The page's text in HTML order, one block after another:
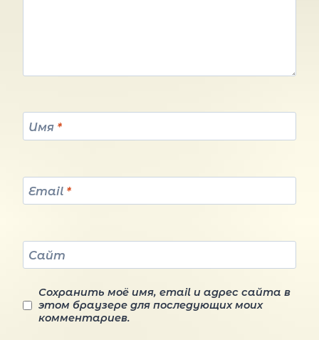
Имя *
Email *
Сайт
Сохранить моё имя, email и адрес сайта в
этом браузере для последующих моих
комментариев.